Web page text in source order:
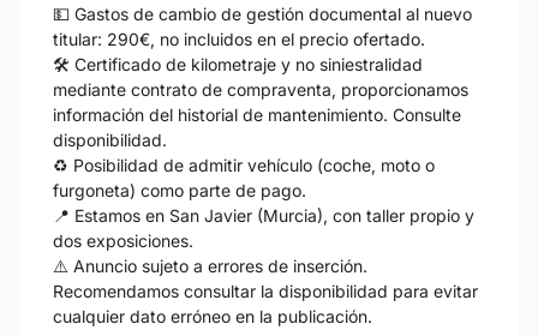
💵 Gastos de cambio de gestión documental al nuevo
titular: 290€, no incluidos en el precio ofertado.
🛠️ Certificado de kilometraje y no siniestralidad
mediante contrato de compraventa, proporcionamos
información del historial de mantenimiento. Consulte
disponibilidad.
♻️ Posibilidad de admitir vehículo (coche, moto o
furgoneta) como parte de pago.
📍 Estamos en San Javier (Murcia), con taller propio y
dos exposiciones.
⚠️ Anuncio sujeto a errores de inserción.
Recomendamos consultar la disponibilidad para evitar
cualquier dato erróneo en la publicación.